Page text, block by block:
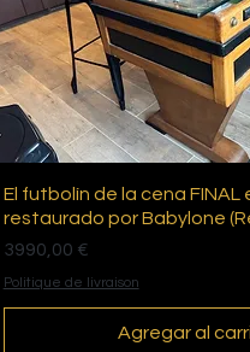
Vista rápida
El futbolín de la cena FINAL
restaurado por Babylone
Precio
3990,00 €
Politique de livraison
Agregar al